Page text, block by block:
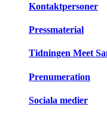
Kontaktpersoner
Pressmaterial
Tidningen Meet
Prenumeration
Sociala medier